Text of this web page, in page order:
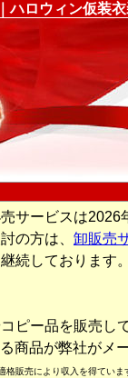
ロウィン仮装
サービスは2026
の方は、 卸販売
続しております。
ピー品を販売し
商品が弊社がメ
販売により収入を得ていま